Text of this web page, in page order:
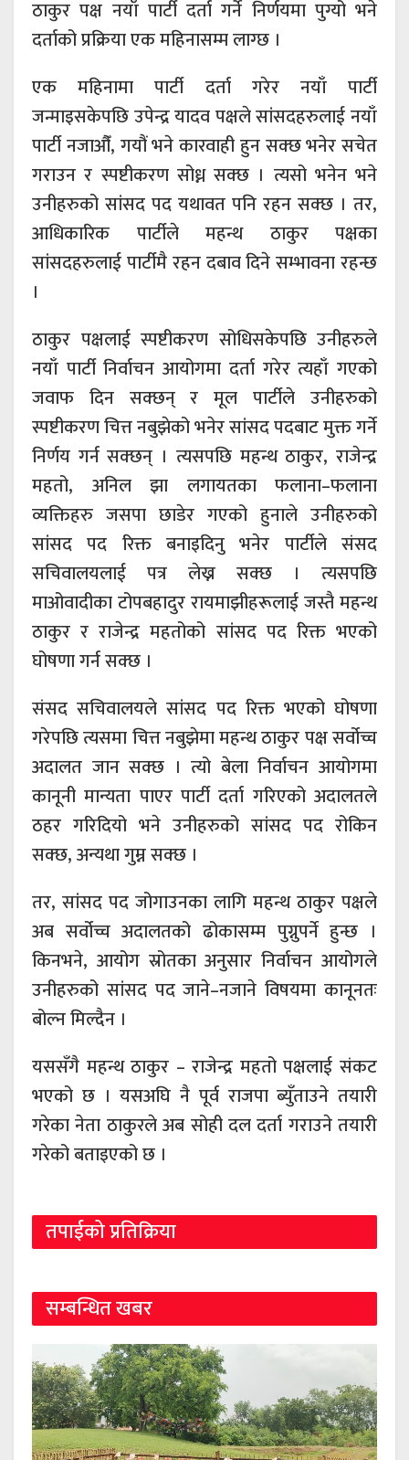
ठाकुर पक्ष नयाँ पार्टी दर्ता गर्ने निर्णयमा पुग्यो भने
दर्ताको प्रक्रिया एक महिनासम्म लाग्छ ।
एक महिनामा पार्टी दर्ता गरेर नयाँ पार्टी
जन्माइसकेपछि उपेन्द्र यादव पक्षले सांसदहरुलाई नयाँ
पार्टी नजाऔँ, गयौं भने कारवाही हुन सक्छ भनेर सचेत
गराउन र स्पष्टीकरण सोध्न सक्छ । त्यसो भनेन भने
उनीहरुको सांसद पद यथावत पनि रहन सक्छ । तर,
आधिकारिक पार्टीले महन्थ ठाकुर पक्षका
सांसदहरुलाई पार्टीमै रहन दबाव दिने सम्भावना रहन्छ
।
​ठाकुर पक्षलाई स्पष्टीकरण सोधिसकेपछि उनीहरुले
नयाँ पार्टी निर्वाचन आयोगमा दर्ता गरेर त्यहाँ गएको
जवाफ दिन सक्छन् र मूल पार्टीले उनीहरुको
स्पष्टीकरण चित्त नबुझेको भनेर सांसद पदबाट मुक्त गर्ने
निर्णय गर्न सक्छन् । त्यसपछि महन्थ ठाकुर, राजेन्द्र
महतो, अनिल झा लगायतका फलाना–फलाना
व्यक्तिहरु जसपा छाडेर गएको हुनाले उनीहरुको
सांसद पद रिक्त बनाइदिनु भनेर पार्टीले संसद
सचिवालयलाई पत्र लेख्न सक्छ । त्यसपछि
माओवादीका टोपबहादुर रायमाझीहरूलाई जस्तै महन्थ
ठाकुर र राजेन्द्र महतोको सांसद पद रिक्त भएको
घोषणा गर्न सक्छ ।
संसद सचिवालयले सांसद पद रिक्त भएको घोषणा
गरेपछि त्यसमा चित्त नबुझेमा महन्थ ठाकुर पक्ष सर्वोच्च
अदालत जान सक्छ । त्यो बेला निर्वाचन आयोगमा
कानूनी मान्यता पाएर पार्टी दर्ता गरिएको अदालतले
ठहर गरिदियो भने उनीहरुको सांसद पद रोकिन
सक्छ, अन्यथा गुम्न सक्छ ।
तर, सांसद पद जोगाउनका लागि महन्थ ठाकुर पक्षले
अब सर्वोच्च अदालतको ढोकासम्म पुग्नुपर्ने हुन्छ ।
किनभने, आयोग स्रोतका अनुसार निर्वाचन आयोगले
उनीहरुको सांसद पद जाने–नजाने विषयमा कानूनतः
बोल्न मिल्दैन ।
यससँगै महन्थ ठाकुर – राजेन्द्र महतो पक्षलाई संकट
भएको छ । यसअघि नै पूर्व राजपा ब्युँताउने तयारी
गरेका नेता ठाकुरले अब सोही दल दर्ता गराउने तयारी
गरेको बताइएको छ ।
तपाईको प्रतिक्रिया
सम्बन्धित खबर